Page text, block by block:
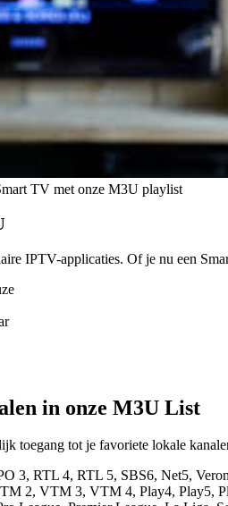
TV met onze M3U playlist
IPTV-applicaties. Of je nu een
in onze M3U List
toegang tot je favoriete lokale
3, RTL 4, RTL 5, SBS6, Net5,
2, VTM 3, VTM 4, Play4, Play5,